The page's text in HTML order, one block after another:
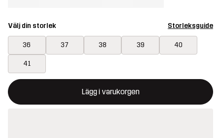
Välj din storlek Storleksguide
36 37 38 39 40
41
Lägg i varukorgen
Denna knapp kommer att öppna en modal som bekräftar en ny
{{size}} inte tillgänglig